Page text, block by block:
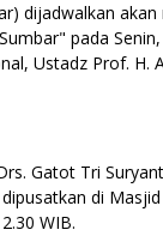
dijadwalkan
pada
Ustadz Prof. H.
Gatot Tri
di Masjid
WIB.